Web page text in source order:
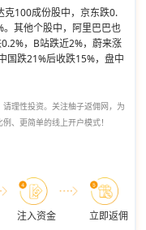
克100成份股中，京东跌0.
其他个股中，阿里巴巴也
，B站跌近2%，蔚来涨
国跌21%后收跌15%，盘中
理性投资。关注柚子返佣网，为
、更简单的线上开户模式！
注入资金 立即返佣